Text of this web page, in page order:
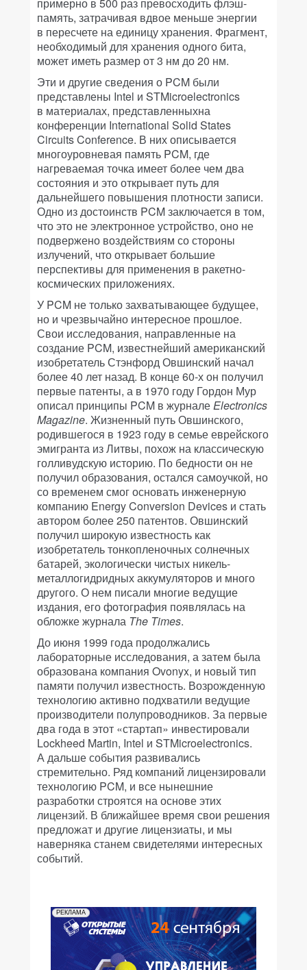
память, затрачивая вдвое меньше энергии
в пересчете на единицу хранения. Фрагмент,
необходимый для хранения одного бита,
может иметь размер от 3 нм до 20 нм.
Эти и другие сведения о PCM были
представлены Intel и STMicroelectronics
в материалах, представленныхна
конференции International Solid States
Circuits Conference. В них описывается
многоуровневая память PCM, где
нагреваемая точка имеет более чем два
состояния и это открывает путь для
дальнейшего повышения плотности записи.
Одно из достоинств PCM заключается в том,
что это не электронное устройство, оно не
подвержено воздействиям со стороны
излучений, что открывает большие
перспективы для применения в ракетно-
космических приложениях.
У PCM не только захватывающее будущее,
но и чрезвычайно интересное прошлое.
Свои исследования, направленные на
создание PCM, известнейший американский
изобретатель Стэнфорд Овшинский начал
более 40 лет назад. В конце 60-х он получил
первые патенты, а в 1970 году Гордон Мур
описал принципы PCM в журналеElectronics
Magazine. Жизненный путь Овшинского,
родившегося в 1923 году в семье еврейского
эмигранта из Литвы, похож на классическую
голливудскую историю. По бедности он не
получил образования, остался самоучкой, но
со временем смог основать инженерную
компанию Energy Conversion Devices и стать
автором более 250 патентов. Овшинский
получил широкую известность как
изобретатель тонкопленочных солнечных
батарей, экологически чистых никель-
металлогидридных аккумуляторов и много
другого. О нем писали многие ведущие
издания, его фотография появлялась на
обложке журнала The Times.
До июня 1999 года продолжались
лабораторные исследования, а затем была
образована компания Ovonyx, и новый тип
памяти получил известность. Возрожденную
технологию активно подхватили ведущие
производители полупроводников. За первые
два года в этот «стартап» инвестировали
Lockheed Martin, Intel и STMicroelectronics.
А дальше события развивались
стремительно. Ряд компаний лицензировали
технологию PCM, и все нынешние
разработки строятся на основе этих
лицензий. В ближайшее время свои решения
предложат и другие лицензиаты, и мы
наверняка станем свидетелями интересных
событий.
РЕКЛАМА